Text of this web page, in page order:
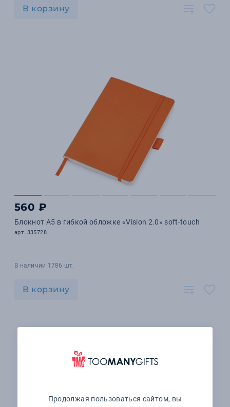
В корзину
560 ₽
Блокнот А5 в гибкой обложке «Vision 2.0» soft-touch
арт. 335728
В наличии 1786 шт.
В корзину
Продолжая пользоваться сайтом, вы